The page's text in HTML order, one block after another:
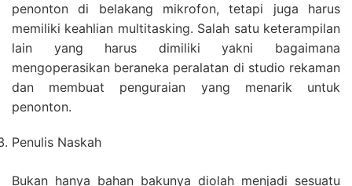
penonton di belakang mikrofon, tetapi juga harus
memiliki keahlian multitasking. Salah satu keterampilan
lain yang harus dimiliki yakni bagaimana
mengoperasikan beraneka peralatan di studio rekaman
dan membuat penguraian yang menarik untuk
penonton.
Penulis Naskah
Bukan hanya bahan bakunya diolah menjadi sesuatu